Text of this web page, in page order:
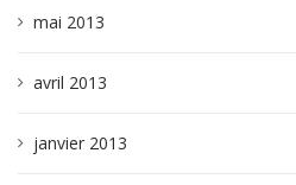
mai 2013
avril 2013
janvier 2013